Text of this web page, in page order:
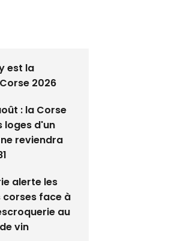
2026
: la Corse
d'un
alerte les
face à